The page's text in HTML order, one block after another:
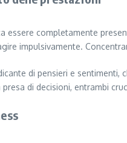
essere completamente
impulsivamente.
di pensieri e
di decisioni, entrambi